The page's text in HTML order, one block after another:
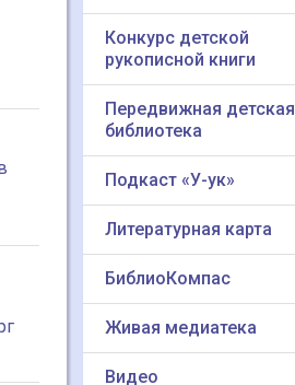
Конкурс детской
рукописной книги
Передвижная детская
библиотека
Подкаст «У-ук»
Литературная карта
БиблиоКомпас
Живая медиатека
Видео